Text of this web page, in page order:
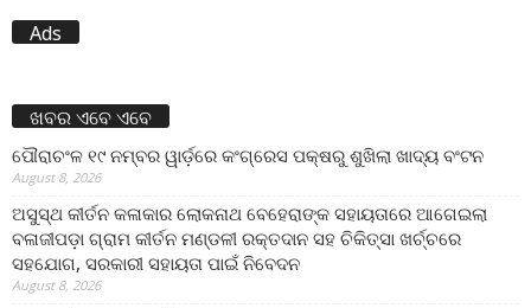
Ads
ଖବର ଏବେ ଏବେ
ପୌରାଚଂଳ ୧୯ ନମ୍ବର ୱାର୍ଡ଼ରେ କଂଗ୍ରେସ ପକ୍ଷରୁ ଶୁଖିଲା ଖାଦ୍ୟ ବଂଟନ
August 8, 2026
ଅସୁସ୍ଥ କୀର୍ତନ କଳାକାର ଲୋକନାଥ ବେହେରାଙ୍କ ସହାୟତାରେ ଆଗେଇଲା
ବଳାଜୀପଡ଼ା ଗ୍ରାମ କୀର୍ତନ ମଣ୍ଡଳୀ ରକ୍ତଦାନ ସହ ଚିକିତ୍ସା ଖର୍ଚ୍ଚରେ
ସହଯୋଗ, ସରକାରୀ ସହାୟତା ପାଇଁ ନିବେଦନ
August 8, 2026